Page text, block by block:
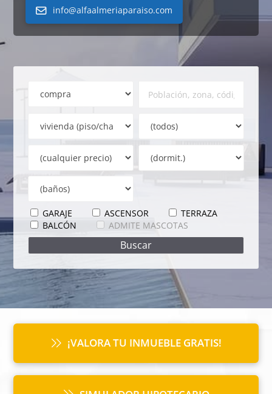
info@alfaalmeriaparaiso.com
GARAJE ASCENSOR
TERRAZA
BALCÓN
ADMITE MASCOTAS
¡VALORA TU INMUEBLE GRATIS!